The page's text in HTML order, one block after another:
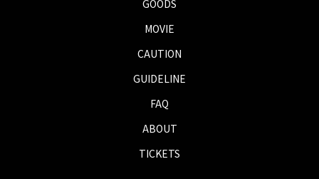
GOODS
MOVIE
CAUTION
GUIDELINE
FAQ
ABOUT
TICKETS